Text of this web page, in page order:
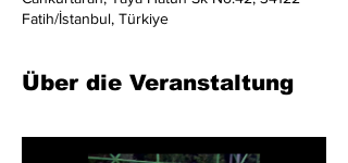
Fatih/İstanbul, Türkiye
Über die Veranstaltung